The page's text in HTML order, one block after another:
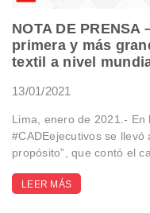
NOTA DE
primera y más
textil a nivel
13/01/2021
Lima, enero de 2021.- En
#CADEejecutivos se llevó
propósito”, que contó el
LEER MÁS